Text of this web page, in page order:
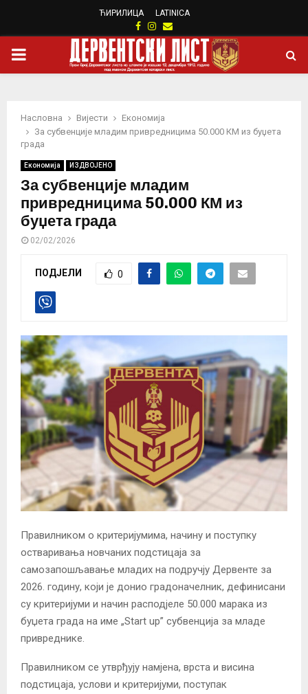
ЋИРИЛИЦА LATINICA
Facebook
Instagram
Email
PRIMARY
Насловна Вијести
Eкономија
За субвенције младим привредницима 50.000 КМ из буџета
града
Eкономија ИЗДВОЈЕНО
За субвенције младим
привредницима 50.000 КМ из
буџета града
02/02/2026
ПОДЈЕЛИ 0
Правилником о критеријумима, начину и поступку
остваривања новчаних подстицаја за
самозапошљавање младих на подручју Дервенте за
2026. годину, који је донио градоначелник, дефинисани
су критеријуми и начин расподјеле 50.000 марака из
буџета града на име „Start up” субвенција за младе
привреднике.
Правилником се утврђују намјена, врста и висина
подстицаја, услови и критеријуми, поступак